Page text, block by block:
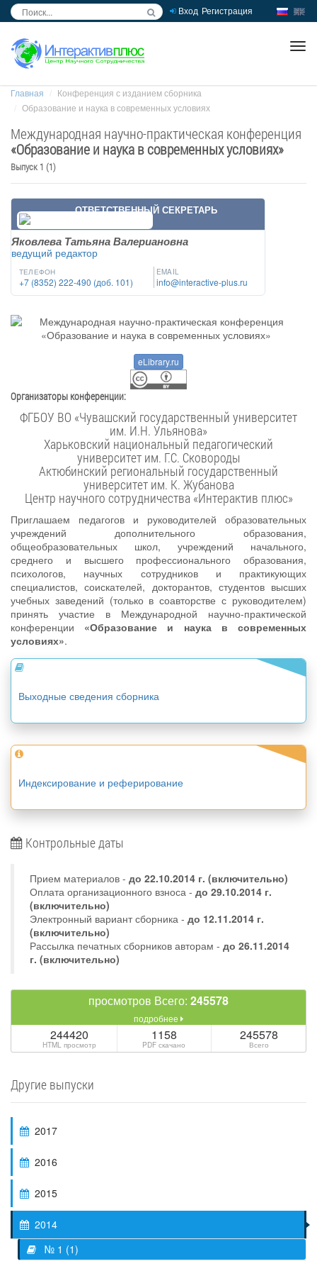
Вход Регистрация
Главная
Конференция с изданием сборника
Образование и наука в современных условиях
Международная научно-практическая конференция
«Образование и наука в современных условиях»
Выпуск 1 (1)
ОТВЕТСТВЕННЫЙ СЕКРЕТАРЬ
Яковлева Татьяна Валериановна
ведущий редактор
ТЕЛЕФОН
+7 (8352) 222-490 (доб. 101)
EMAIL
info@interactive-plus.ru
eLibrary.ru
Организаторы конференции:
ФГБОУ ВО «Чувашский государственный университет
им. И.Н. Ульянова»
Харьковский национальный педагогический
университет им. Г.С. Сковороды
Актюбинский региональный государственный
университет им. К. Жубанова
Центр научного сотрудничества «Интерактив плюс»
Приглашаем педагогов и руководителей образовательных
учреждений дополнительного образования,
общеобразовательных школ, учреждений начального,
среднего и высшего профессионального образования,
психологов, научных сотрудников и практикующих
специалистов, соискателей, докторантов, студентов высших
учебных заведений (только в соавторстве с руководителем)
принять участие в Международной научно-практической
конференции «Образование и наука в современных
условиях».
Выходные сведения сборника
Индексирование и реферирование
Контрольные даты
Прием материалов - до 22.10.2014 г. (включительно)
Оплата организационного взноса - до 29.10.2014 г.
(включительно)
Электронный вариант сборника - до 12.11.2014 г.
(включительно)
Рассылка печатных сборников авторам - до 26.11.2014
г. (включительно)
просмотров Всего: 245578
подробнее
244420
HTML просмотр
1158
PDF скачано
245578
Всего
Другие выпуски
2017
2016
2015
2014
№ 1 (1)